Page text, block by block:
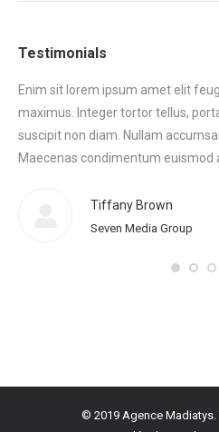
Testimonials
Enim sit lorem ipsum amet elit
maximus. Integer tortor tellus,
suscipit non diam. Nullam
Maecenas condimentum euismod
Tiffany Brown
Seven Media Group
© 2019 Agence Madiatys.